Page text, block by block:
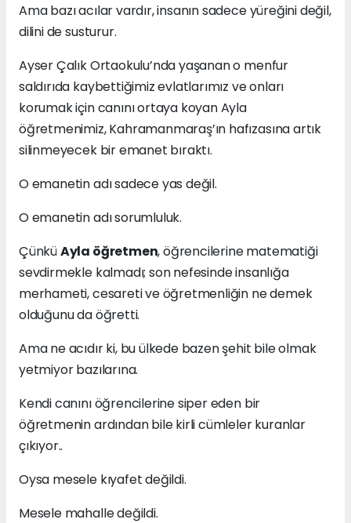
Ama bazı acılar vardır, insanın sadece yüreğini değil,
dilini de susturur.
Ayser Çalık Ortaokulu’nda yaşanan o menfur
saldırıda kaybettiğimiz evlatlarımız ve onları
korumak için canını ortaya koyan Ayla
öğretmenimiz, Kahramanmaraş’ın hafızasına artık
silinmeyecek bir emanet bıraktı.
O emanetin adı sadece yas değil.
O emanetin adı sorumluluk.
ÇünküAyla öğretmen, öğrencilerine matematiği
sevdirmekle kalmadı; son nefesinde insanlığa
merhameti, cesareti ve öğretmenliğin ne demek
olduğunu da öğretti.
Ama ne acıdır ki, bu ülkede bazen şehit bile olmak
yetmiyor bazılarına.
Kendi canını öğrencilerine siper eden bir
öğretmenin ardından bile kirli cümleler kuranlar
çıkıyor..
Oysa mesele kıyafet değildi.
Mesele mahalle değildi.